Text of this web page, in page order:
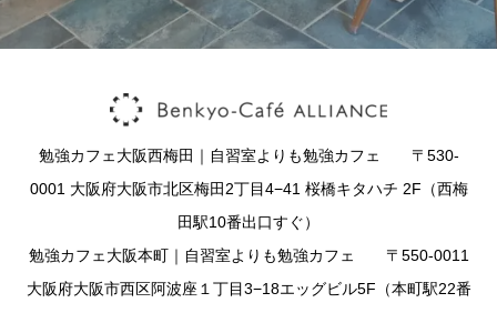
勉強カフェ大阪西梅田｜自習室よりも勉強カフェ 〒530-
0001 大阪府大阪市北区梅田2丁目4−41 桜橋キタハチ 2F（西梅
田駅10番出口すぐ）
勉強カフェ大阪本町｜自習室よりも勉強カフェ 〒550-0011
大阪府大阪市西区阿波座１丁目3−18エッグビル5F（本町駅22番